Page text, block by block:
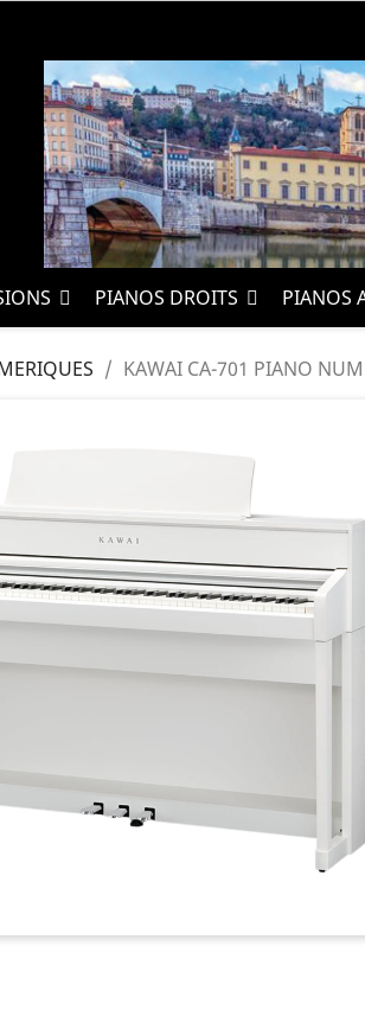
PIANOS DROITS PIANOS
KAWAI CA-701 PIANO